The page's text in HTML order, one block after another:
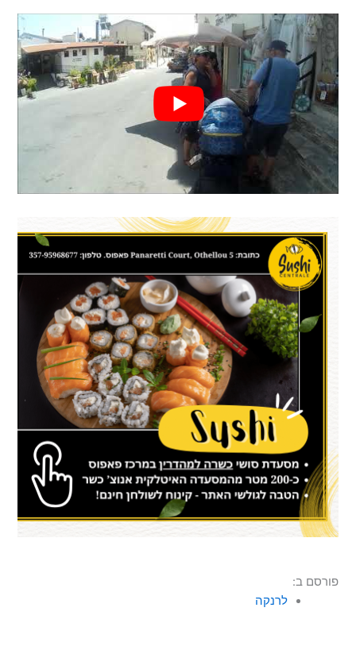
פורסם ב:
לרנקה